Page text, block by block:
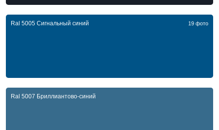
Ral 5005 Сигнальный синий 19 фото
Ral 5007 Бриллиантово-синий